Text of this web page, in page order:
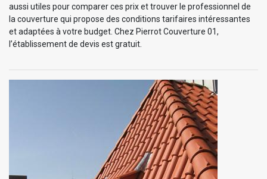
aussi utiles pour comparer ces prix et trouver le professionnel de
la couverture qui propose des conditions tarifaires intéressantes
et adaptées à votre budget. Chez Pierrot Couverture 01,
l’établissement de devis est gratuit.